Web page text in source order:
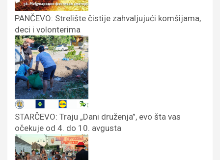
PANČEVO: Strelište čistije zahvaljujući komšijama,
deci i volonterima
STARČEVO: Traju „Dani druženja”, evo šta vas
očekuje od 4. do 10. avgusta